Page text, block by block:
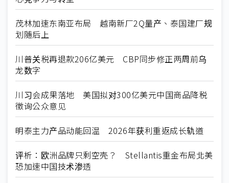
茂林加速东南亚布局 越南新厂2Q量产、泰国建厂规
划随后上
川普关税再退款206亿美元 CBP同步修正两周前乌
龙数字
川习会成果落地 美国拟对300亿美元中国商品降税
徵询公众意见
明泰主力产品动能回温 2026年获利重返成长轨道
评析：欧洲品牌只剩空壳？ Stellantis重金布局北美
恐加速中国技术渗透